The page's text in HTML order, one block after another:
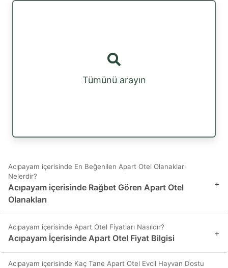
Tümünü arayın
Acıpayam içerisinde En Beğenilen Apart Otel Olanakları
Nelerdir?
Acıpayam içerisinde Rağbet Gören Apart Otel
Olanakları
+
Acıpayam içerisinde Apart Otel Fiyatları Nasıldır?
Acıpayam İçerisinde Apart Otel Fiyat Bilgisi +
Acıpayam içerisinde Kaç Tane Apart Otel Evcil Hayvan Dostu